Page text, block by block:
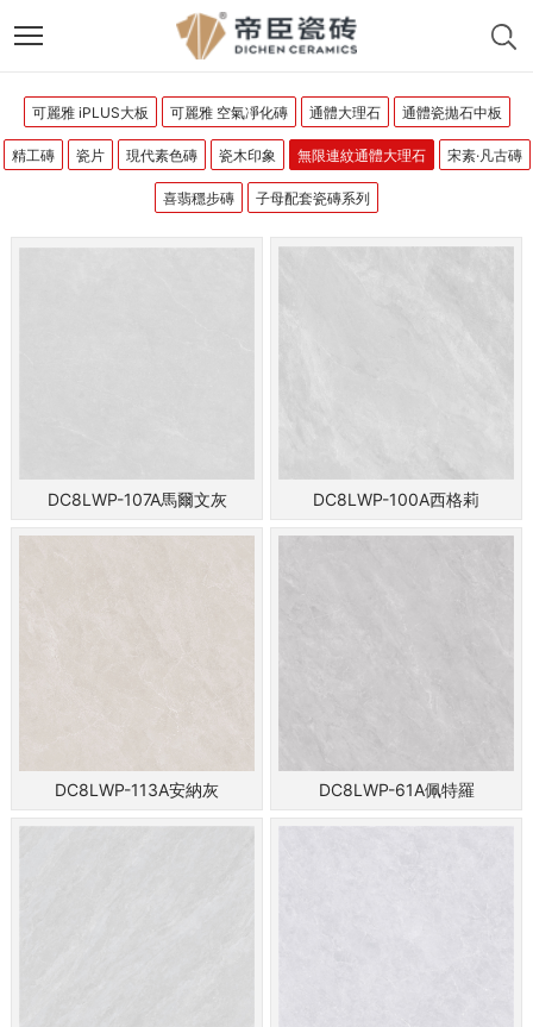
可麗雅 iPLUS大板 可麗雅 空氣凈化磚 通體大理石 通體瓷拋石中板
精工磚 瓷片 現代素色磚 瓷木印象 無限連紋通體大理石 宋素·凡古磚
喜翡穩步磚 子母配套瓷磚系列
DC8LWP-107A馬爾文灰 DC8LWP-100A西格莉
DC8LWP-113A安納灰 DC8LWP-61A佩特羅